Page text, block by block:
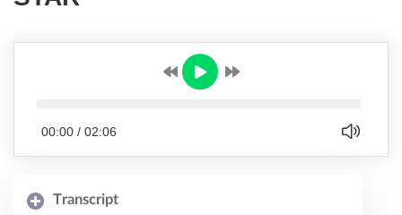
00:00 / 02:06
Transcript